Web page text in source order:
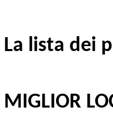
La lista dei
MIGLIOR